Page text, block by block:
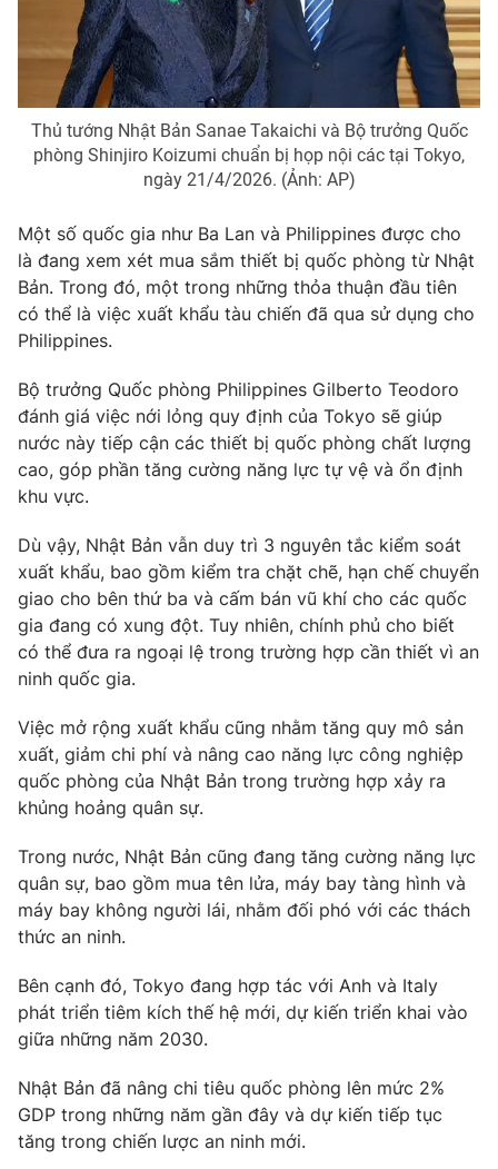
Vươn mình bằng AI
VTV9 VTV8
Liên hệ tòa soạn English
THỜI BÁO VTV
Theo dõi báo trên
Cơ quan chủ quản:Đài Truyền hình Việt Nam
Cơ quan báo chí: Thời báo VTV
cấp ngày 29/12/2023
Tổng Biên tập:Vũ Thanh Thủy
Phó Tổng Biên tập:Nguyễn Thị Mỹ Hạnh, Phạm Quốc Thắng,
Nguyễn Trọng Ninh
Tổng đài VTV:024.38 355 931 - 024.38 355 932
Ðiện thoại Thời báo VTV:
Liên hệ quảng cáo: 024-7300.7108
thuận bằng văn bản. Ghi rõ nguồn VTV.vn khi phát hành lại
thông tin từ website này.
Thủ tướng Nhật Bản Sanae Takaichi và Bộ trưởng Quốc
phòng Shinjiro Koizumi chuẩn bị họp nội các tại Tokyo,
ngày 21/4/2026. (Ảnh: AP)
Một số quốc gia như Ba Lan và Philippines được cho
là đang xem xét mua sắm thiết bị quốc phòng từ Nhật
Bản. Trong đó, một trong những thỏa thuận đầu tiên
có thể là việc xuất khẩu tàu chiến đã qua sử dụng cho
Philippines.
Bộ trưởng Quốc phòng Philippines Gilberto Teodoro
đánh giá việc nới lỏng quy định của Tokyo sẽ giúp
nước này tiếp cận các thiết bị quốc phòng chất lượng
cao, góp phần tăng cường năng lực tự vệ và ổn định
khu vực.
Dù vậy, Nhật Bản vẫn duy trì 3 nguyên tắc kiểm soát
xuất khẩu, bao gồm kiểm tra chặt chẽ, hạn chế chuyển
giao cho bên thứ ba và cấm bán vũ khí cho các quốc
gia đang có xung đột. Tuy nhiên, chính phủ cho biết
có thể đưa ra ngoại lệ trong trường hợp cần thiết vì an
ninh quốc gia.
Việc mở rộng xuất khẩu cũng nhằm tăng quy mô sản
xuất, giảm chi phí và nâng cao năng lực công nghiệp
quốc phòng của Nhật Bản trong trường hợp xảy ra
khủng hoảng quân sự.
Trong nước, Nhật Bản cũng đang tăng cường năng lực
quân sự, bao gồm mua tên lửa, máy bay tàng hình và
máy bay không người lái, nhằm đối phó với các thách
thức an ninh.
Bên cạnh đó, Tokyo đang hợp tác với Anh và Italy
phát triển tiêm kích thế hệ mới, dự kiến triển khai vào
giữa những năm 2030.
Nhật Bản đã nâng chi tiêu quốc phòng lên mức 2%
GDP trong những năm gần đây và dự kiến tiếp tục
tăng trong chiến lược an ninh mới.